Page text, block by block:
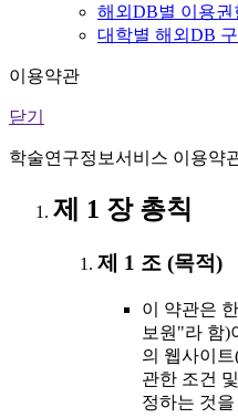
해외DB별 이용권
대학별 해외DB
이용약관
닫기
학술연구정보서비스 이용약
제 1 장 총칙
제 1 조 (목적)
이 약관은
보원"라 함)
의 웹사이
관한 조건
정하는 것